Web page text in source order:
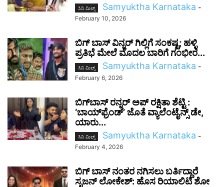
ಸಿನಿ ಮಿಲ್ಸ್ Samyuktha Karnataka -
February 10, 2026
ಬಿಗ್ ಬಾಸ್ ವಿನ್ನರ್ ಗಿಲ್ಲಿಗೆ ಸಂಕಷ್ಟ; ಹಳ್ಳಿ
ಪ್ರತಿಭೆ ಮೇಲೆ ಮೊದಲ ಬಾರಿಗೆ ಗಂಭೀರ...
ಸಿನಿ ಮಿಲ್ಸ್ Samyuktha Karnataka -
February 6, 2026
ಬಿಗ್‌ಬಾಸ್‌ ರನ್ನರ್ ಅಪ್ ರಕ್ಷಿತಾ ಶೆಟ್ಟಿ :
‘ಬಾಯ್‌ಫ್ರೆಂಡ್’ ಜೊತೆ ವ್ಯಾಲೆಂಟೈನ್ಸ್‌ ಡೇ,
ಯಾರು...
ಸಿನಿ ಮಿಲ್ಸ್ Samyuktha Karnataka -
February 4, 2026
ಬಿಗ್ ಬಾಸ್ ನಂತರ ನಗಿಸಲು ಬರ್ತಿದ್ದಾರೆ
ಸೃಜನ್ ಲೋಕೇಶ್: ಹೊಸ ರಿಯಾಲಿಟಿ ಶೋ